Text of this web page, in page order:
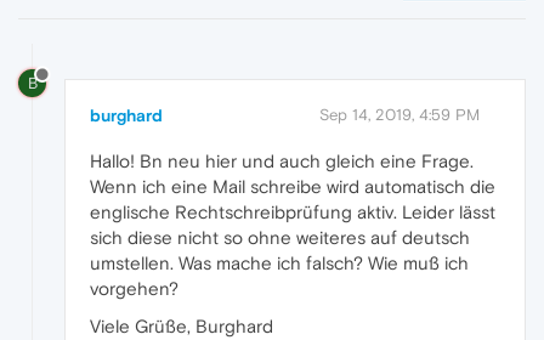
B
burghard Sep 14, 2019, 4:59 PM
Hallo! Bn neu hier und auch gleich eine Frage.
Wenn ich eine Mail schreibe wird automatisch die
englische Rechtschreibprüfung aktiv. Leider lässt
sich diese nicht so ohne weiteres auf deutsch
umstellen. Was mache ich falsch? Wie muß ich
vorgehen?
Viele Grüße, Burghard